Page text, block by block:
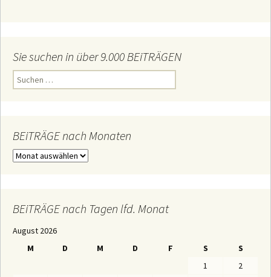
Sie suchen in über 9.000 BEiTRÄGEN
n
a
c
h
BEiTRÄGE nach Monaten
B
E
G
n
BEiTRÄGE nach Tagen lfd. Monat
August 2026
M
D M D F S S
1
2